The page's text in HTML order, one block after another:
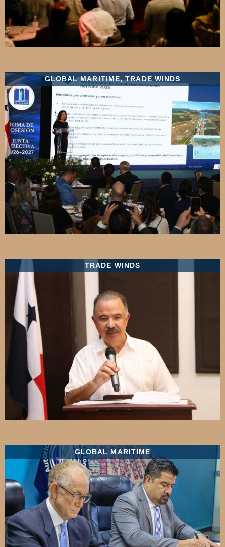
GLOBAL MARITIME,TRADE WINDS
TRADE WINDS
GLOBAL MARITIME